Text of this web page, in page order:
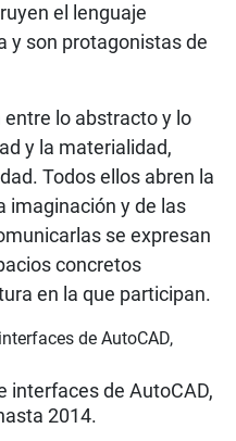
el lenguaje
y son protagonistas de
lo abstracto y lo
y la materialidad,
Todos ellos abren la
imaginación y de las
se expresan
concretos
en la que participan.
interfaces de AutoCAD,
2014.